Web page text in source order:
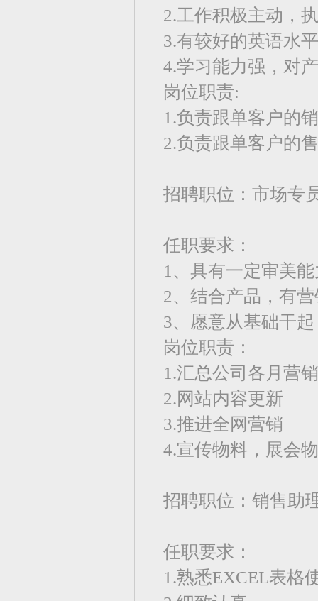
2.工作积极主动，
3.有较好的英语水
4.学习能力强，对
岗位职责:
1.负责跟单客户的
2.负责跟单客户的
招聘职位：市场专
任职要求：
1、具有一定审美
2、结合产品，有
3、愿意从基础干
岗位职责：
1.汇总公司各月营
2.网站内容更新
3.推进全网营销
4.宣传物料，展会
招聘职位：销售助
任职要求：
1.熟悉EXCEL表格